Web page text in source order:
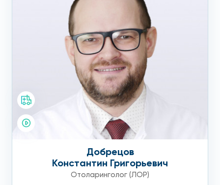
Добрецов
Константин Григорьевич
Отоларинголог (ЛОР)